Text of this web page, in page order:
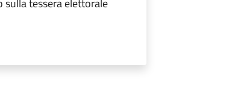
tessera elettorale